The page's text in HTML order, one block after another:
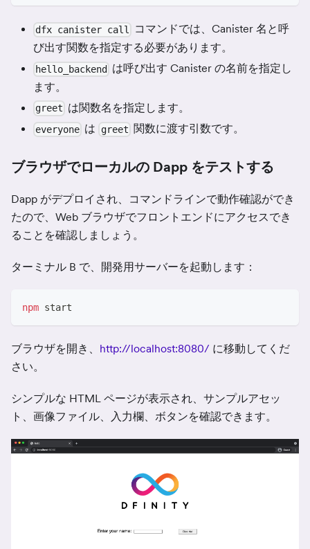
dfx canister call
コマンドでは、Canister 名と呼
び出す関数を指定する必要があります。
hello_backend
は呼び出す Canister の名前を指定し
ます。
greet は関数名を指定します。
everyone は greet 関数に渡す引数です。
ブラウザでローカルの Dapp をテストする
Dapp がデプロイされ、コマンドラインで動作確認ができ
たので、Web ブラウザでフロントエンドにアクセスでき
ることを確認しましょう。
ターミナル B で、開発用サーバーを起動します：
npm start
ブラウザを開き、 http://localhost:8080/ に移動してくだ
さい。
シンプルな HTML ページが表示され、サンプルアセッ
ト、画像ファイル、入力欄、ボタンを確認できます。